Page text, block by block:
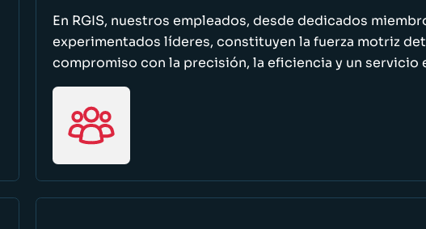
En RGIS, nuestros empleados, desde dedicados
experimentados líderes, constituyen la fuerza motriz
compromiso con la precisión, la eficiencia y un servicio